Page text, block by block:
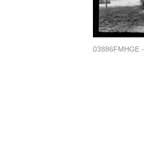
03886FMHGE -